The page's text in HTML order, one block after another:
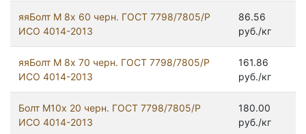
яяБолт М 8х 60 черн. ГОСТ 7798/7805/Р
ИСО 4014-2013
86.56
руб./кг
яяБолт М 8х 70 черн. ГОСТ 7798/7805/Р
ИСО 4014-2013
161.86
руб./кг
Болт М10х 20 черн. ГОСТ 7798/7805/Р
ИСО 4014-2013
180.00
руб./кг